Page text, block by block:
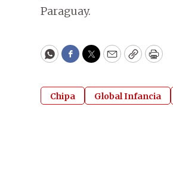
Paraguay.
WhatsApp
Facebook
Twitter
EmailCopy
Chipa Global Infancia